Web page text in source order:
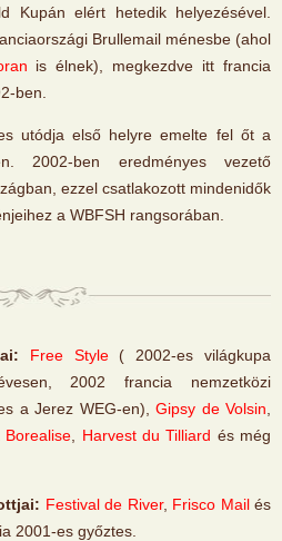
Kupán elért hetedik helyezésével.
Brullemail ménesbe (ahol
is élnek), megkezdve itt francia
ben.
utódja első helyre emelte fel őt a
2002-ben eredményes vezető
ezzel csatlakozott mindenidők
a WBFSH rangsorában.
Free Style( 2002-es világkupa
2002 francia nemzetközi
a Jerez WEG-en), Gipsy de Volsin
Borealise Harvest du Tilliard és még
Festival de River, Frisco Mailés
2001-es győztes.